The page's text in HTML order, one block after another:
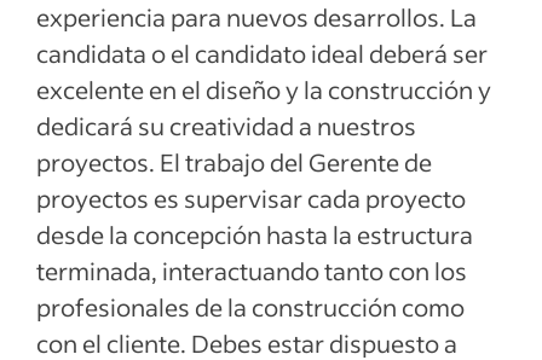
experiencia para nuevos desarrollos. La
candidata o el candidato ideal deberá ser
excelente en el diseño y la construcción y
dedicará su creatividad a nuestros
proyectos. El trabajo del Gerente de
proyectos es supervisar cada proyecto
desde la concepción hasta la estructura
terminada, interactuando tanto con los
profesionales de la construcción como
con el cliente. Debes estar dispuesto a